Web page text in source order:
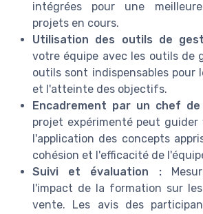
intégrées pour une
projets en cours.
Utilisation des outils de
votre équipe avec les outils de
outils sont indispensables pour
et l'atteinte des objectifs.
Encadrement par un chef
projet expérimenté peut guider
l'application des concepts
cohésion et l'efficacité de
Suivi et évaluation :
l'impact de la formation sur
vente. Les avis des